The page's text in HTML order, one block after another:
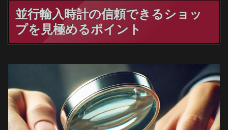
並行輸入時計の信頼できるショッ
プを見極めるポイント